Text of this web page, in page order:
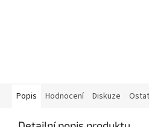
Popis Hodnocení Diskuze